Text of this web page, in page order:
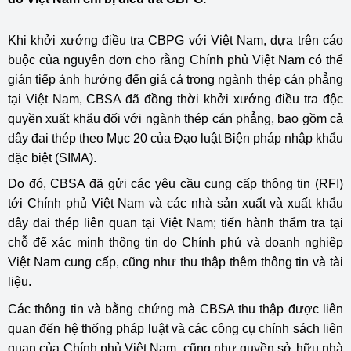
Khi khởi xướng điều tra CBPG với Việt Nam, dựa trên cáo
buộc của nguyên đơn cho rằng Chính phủ Việt Nam có thể
gián tiếp ảnh hưởng đến giá cả trong ngành thép cán phẳng
tại Việt Nam, CBSA đã đồng thời khởi xướng điều tra độc
quyền xuất khẩu đối với ngành thép cán phẳng, bao gồm cả
dây đai thép theo Mục 20 của Đạo luật Biện pháp nhập khẩu
đặc biệt (SIMA).
Do đó, CBSA đã gửi các yêu cầu cung cấp thông tin (RFI)
tới Chính phủ Việt Nam và các nhà sản xuất và xuất khẩu
dây đai thép liên quan tại Việt Nam; tiến hành thẩm tra tại
chỗ để xác minh thông tin do Chính phủ và doanh nghiệp
Việt Nam cung cấp, cũng như thu thập thêm thông tin và tài
liệu.
Các thông tin và bằng chứng mà CBSA thu thập được liên
quan đến hệ thống pháp luật và các công cụ chính sách liên
quan của Chính phủ Việt Nam, cũng như quyền sở hữu nhà